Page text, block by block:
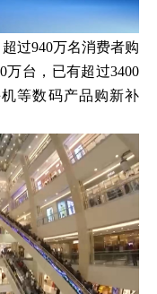
过940万名消费者购
万台，已有超过3400
等数码产品购新补